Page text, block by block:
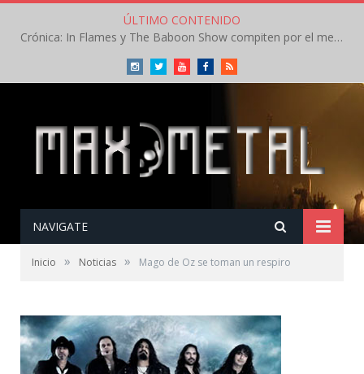
ÚLTIMO CONTENIDO
Crónica: In Flames y The Baboon Show compiten por el mejor concierto del día en el Leyendas del Rock – Viernes – Agosto 2026
InstagramTwitterYoutubeFacebookRSS
NAVIGATE
Inicio » Noticias » Mago de Oz se toman un respiro